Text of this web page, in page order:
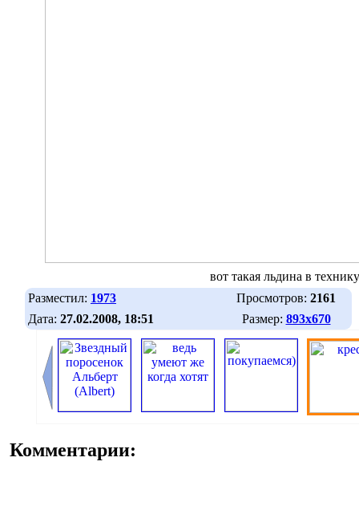
вот такая льдина в
Разместил: 1973 Просмотров: 2161
Дата: 27.02.2008, 18:51 Размер: 893х670
Комментарии: